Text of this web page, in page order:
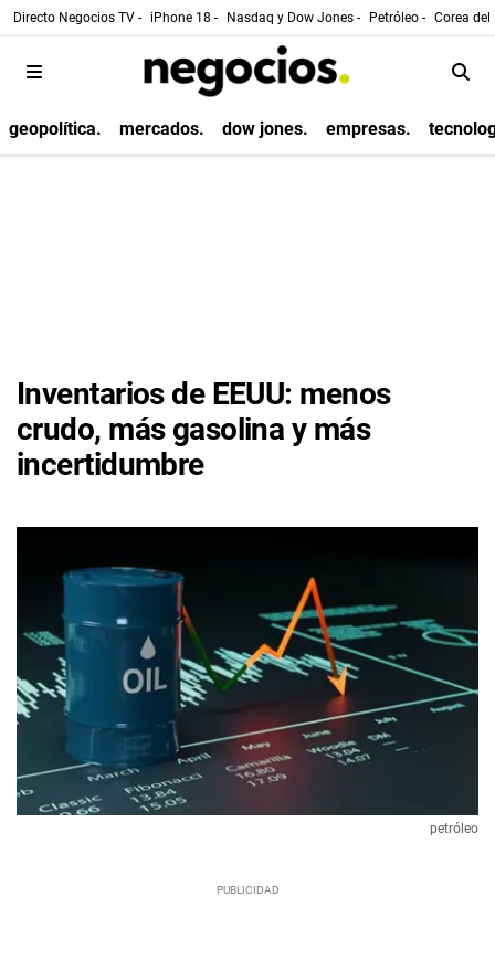
Directo Negocios TV - iPhone 18 - Nasdaq y Dow Jones - Petróleo - Corea
geopolítica. mercados. dow jones. empresas.
Inventarios de EEUU: menos
crudo, más gasolina y más
incertidumbre
petróleo